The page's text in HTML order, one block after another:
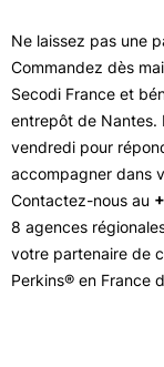
Ne laissez pas une
Commandez dès
Secodi France et
entrepôt de Nantes.
vendredi pour
accompagner dans
Contactez-nous au
8 agences
votre partenaire de
Perkins® en France